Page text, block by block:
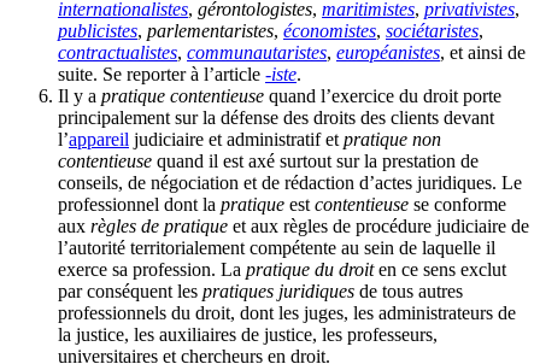
internationalistes, gérontologistes, maritimistes, privativistes,
publicistes, parlementaristes, économistes, sociétaristes,
contractualistes, communautaristes, européanistes, et ainsi de
suite. Se reporter à l’article -iste.
Il y a pratique contentieuse quand l’exercice du droit porte
principalement sur la défense des droits des clients devant
l’appareil judiciaire et administratif et pratique non
contentieuse quand il est axé surtout sur la prestation de
conseils, de négociation et de rédaction d’actes juridiques. Le
professionnel dont la pratique est contentieuse se conforme
aux règles de pratique et aux règles de procédure judiciaire de
l’autorité territorialement compétente au sein de laquelle il
exerce sa profession. La pratique du droiten ce sens exclut
par conséquent les pratiques juridiques de tous autres
professionnels du droit, dont les juges, les administrateurs de
la justice, les auxiliaires de justice, les professeurs,
universitaires et chercheurs en droit.